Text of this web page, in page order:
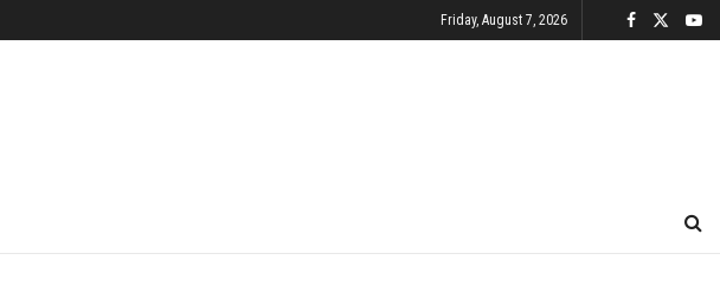
Friday, August 7, 2026